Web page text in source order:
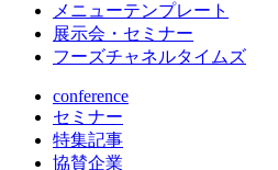
メニューテンプレート
展示会・セミナー
フーズチャネルタイムズ
conference
セミナー
特集記事
協賛企業